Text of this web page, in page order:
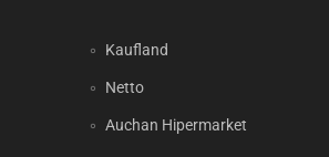
Kaufland
Netto
Auchan Hipermarket